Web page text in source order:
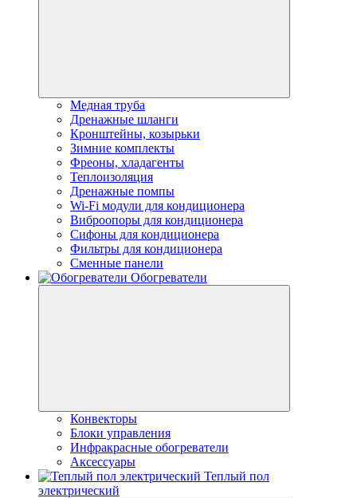
Медная труба
Дренажные шланги
Кронштейны, козырьки
Зимние комплекты
Фреоны, хладагенты
Теплоизоляция
Дренажные помпы
Wi-Fi модули для кондиционера
Виброопоры для кондиционера
Сифоны для кондиционера
Фильтры для кондиционера
Сменные панели
Обогреватели
Конвекторы
Блоки управления
Инфракрасные обогреватели
Аксессуары
Теплый пол
электрический